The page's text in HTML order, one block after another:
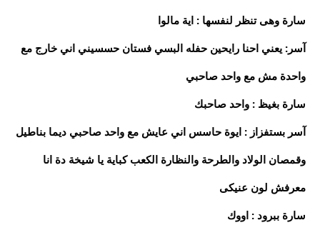
سارة وهى تنظر لنفسها : اية مالوا
آسر: يعني احنا رايحين حفله البسي فستان حسسيني اني خارج مع
واحدة مش مع واحد صاحبي
سارة بغيظ : واحد صاحبك
آسر بستفزاز : ايوة حاسس اني عايش مع واحد صاحبي ديما بناطيل
وقمصان الولاد والطرحة والنظارة الكعب كباية يا شيخة دة انا
معرفش لون عنيكى
سارة ببرود : اووك